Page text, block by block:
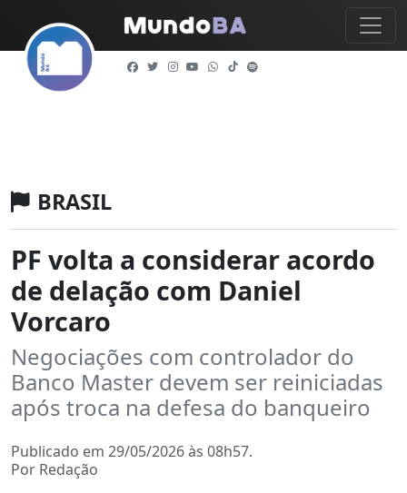
BRASIL
PF volta a considerar acordo
de delação com Daniel
Vorcaro
Negociações com controlador do
Banco Master devem ser reiniciadas
após troca na defesa do banqueiro
Publicado em 29/05/2026 às 08h57.
Por Redação